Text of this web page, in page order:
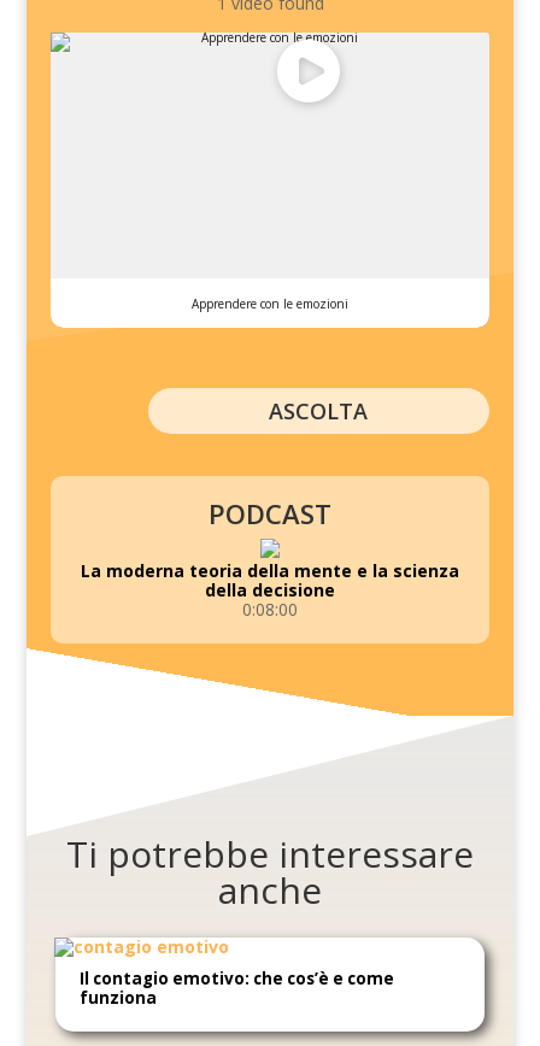
Apprendere con le emozioni
ASCOLTA
PODCAST
La moderna teoria della mente e la scienza
della decisione
0:08:00
Ti potrebbe interessare
anche
Il contagio emotivo: che cos’è e come
funziona